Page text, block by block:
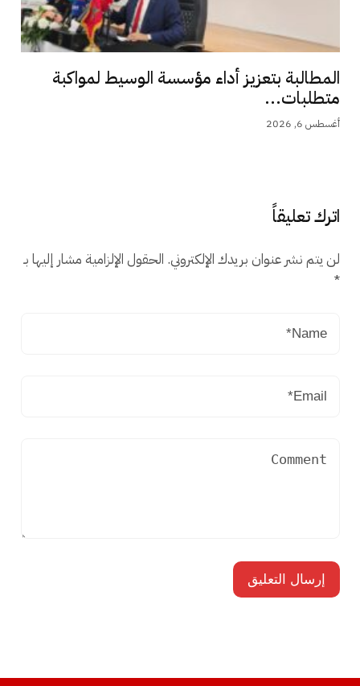
المطالبة بتعزيز أداء مؤسسة الوسيط لمواكبة
متطلبات...
أغسطس 6, 2026
اترك تعليقاً
لن يتم نشر عنوان بريدك الإلكتروني. الحقول الإلزامية مشار إليها بـ
*